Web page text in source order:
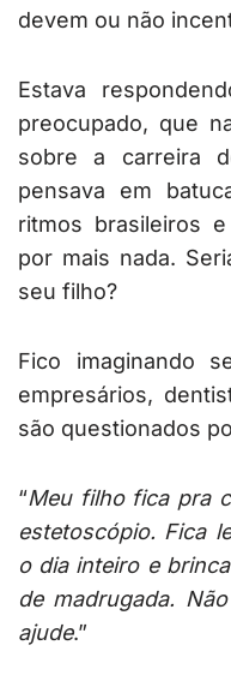
devem ou não
Estava
preocupado, que
sobre a carreira
pensava em
ritmos brasileiros
por mais nada.
seu filho?
Fico imaginando
empresários,
são questionados
“Meu filho fica pra
estetoscópio. Fica
o dia inteiro e
de madrugada.
ajude.”